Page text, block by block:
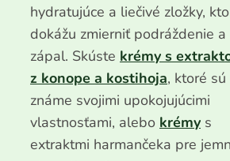
hydratujúce a liečivé zložky,
dokážu zmierniť podráždenie a
zápal. Skúste krémy s
z konope a kostihoja, ktoré sú
známe svojimi upokojujúcimi
vlastnosťami, alebo krémy s
extraktmi harmančeka pre